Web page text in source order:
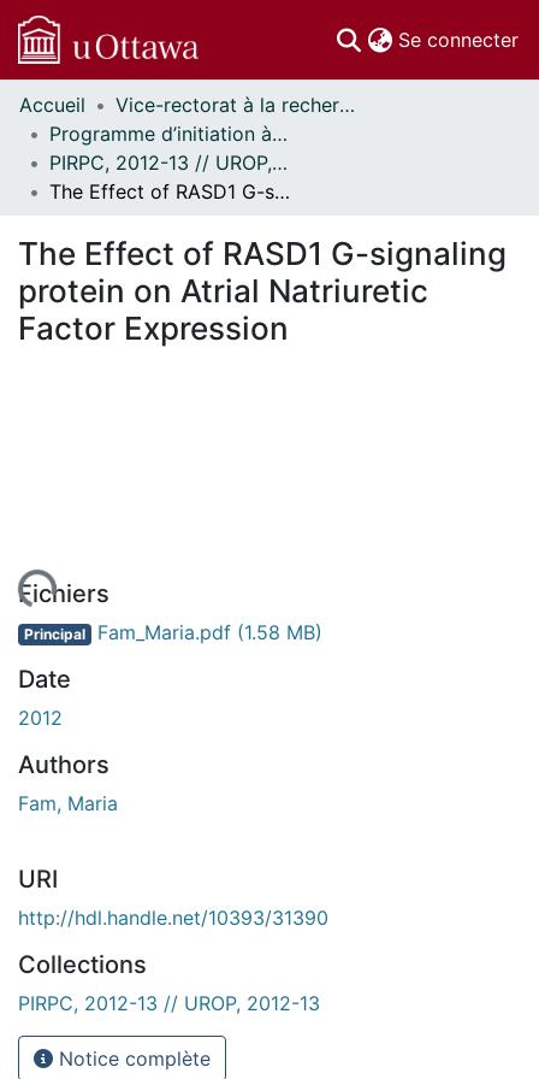
Se connecter
Communautés
et collections
Parcourir
Statistiques
À propos
Accueil
Vice-rectorat à la recherche // Office of the V-P, Research
Programme d’initiation à la recherche au premier cycle (PIRPC) // Undergraduate Research Opportunity Program (UROP)
PIRPC, 2012-13 // UROP, 2012-13
The Effect of RASD1 G-signaling protein on Atrial Natriuretic Factor Expression
The Effect of RASD1 G-signaling
protein on Atrial Natriuretic
Factor Expression
Fichiers
Principal Fam_Maria.pdf (1.58 MB)
Date
2012
Authors
Fam, Maria
URI
http://hdl.handle.net/10393/31390
Collections
PIRPC, 2012-13 // UROP, 2012-13
Notice complète